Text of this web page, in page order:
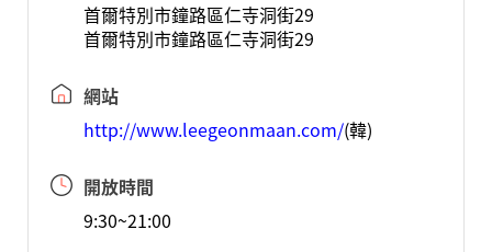
首爾特別市鐘路區仁寺洞街29
首爾特別市鐘路區仁寺洞街29
網站
http://www.leegeonmaan.com/(韓)
開放時間
9:30~21:00